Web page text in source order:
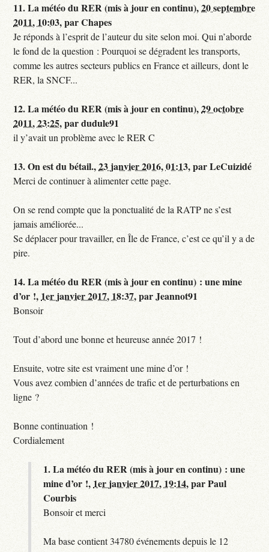
11.La météo du RER (mis à jour en continu),20 septembre
2011, 10:03,parChapes
Je réponds à l’esprit de l’auteur du site selon moi. Qui n’aborde
le fond de la question : Pourquoi se dégradent les transports,
comme les autres secteurs publics en France et ailleurs, dont le
RER, la SNCF...
12.La météo du RER (mis à jour en continu),29 octobre
2011, 23:25,pardudule91
il y’avait un problème avec le RER C
13.On est du bétail.,23 janvier 2016, 01:13,parLeCuizidé
Merci de continuer à alimenter cette page.
On se rend compte que la ponctualité de la RATP ne s’est
jamais améliorée...
Se déplacer pour travailler, en Île de France, c’est ce qu’il y a de
pire.
14.La météo du RER (mis à jour en continu) : une mine
d’or !, 1er janvier 2017, 18:37,parJeannot91
Bonsoir
Tout d’abord une bonne et heureuse année 2017 !
Ensuite, votre site est vraiment une mine d’or !
Vous avez combien d’années de trafic et de perturbations en
ligne ?
Bonne continuation !
Cordialement
1.La météo du RER (mis à jour en continu) : une
mine d’or !, 1er janvier 2017, 19:14,parPaul
Courbis
Bonsoir et merci
Ma base contient 34780 événements depuis le 12